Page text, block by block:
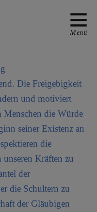
MIT
Menü
Die Freigebigkeit
und motiviert
Menschen die Würde
seiner Existenz an
die
unseren Kräften zu
der
die Schultern zu
der Gläubigen